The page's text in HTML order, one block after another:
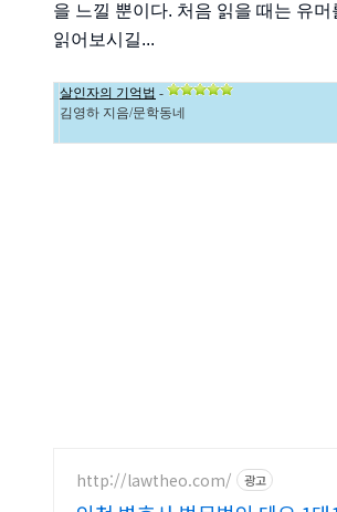
을 느낄 뿐이다. 처음 읽을 때는 유
읽어보시길...
살인자의 기억법 -
김영하 지음/문학동네
http://lawtheo.com/ 광고